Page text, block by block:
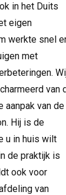
in het Duits
eigen
werkte snel
met
van
aanpak van de
Hij is de
u in huis wilt
de praktijk is
ook voor
van